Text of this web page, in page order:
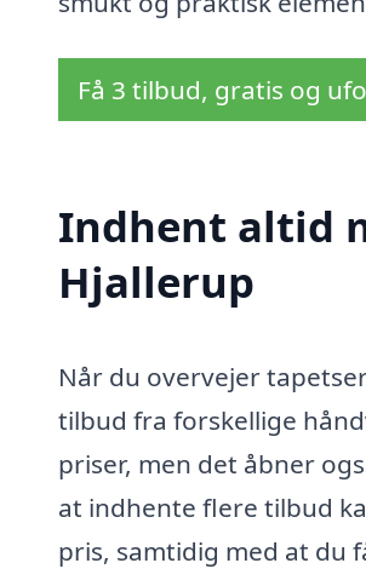
Få 3 tilbud, gratis og
Indhent altid
Hjallerup
Når du overvejer
tilbud fra forskellige
priser, men det åbner
at indhente flere tilbud
pris, samtidig med at du